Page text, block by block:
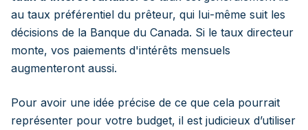
au taux préférentiel du prêteur, qui lui-même suit les
décisions de la Banque du Canada. Si le taux directeur
monte, vos paiements d'intérêts mensuels
augmenteront aussi.
Pour avoir une idée précise de ce que cela pourrait
représenter pour votre budget, il est judicieux d’utiliser